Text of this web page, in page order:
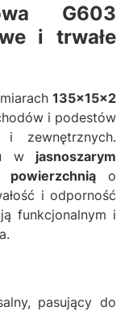
G603
i trwałe
135x15x2
i podestów
zewnętrznych.
w jasnoszarym
powierzchniąo
i odporność
funkcjonalnym i
pasujący do